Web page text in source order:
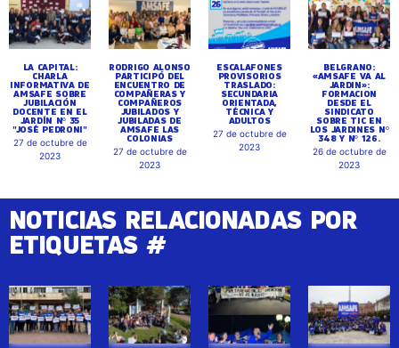
LA CAPITAL:
CHARLA
INFORMATIVA DE
AMSAFE SOBRE
JUBILACIÓN
DOCENTE EN EL
JARDÍN Nº 35
"JOSÉ PEDRONI"
27 de octubre de
2023
RODRIGO ALONSO
PARTICIPÓ DEL
ENCUENTRO DE
COMPAÑERAS Y
COMPAÑEROS
JUBILADOS Y
JUBILADAS DE
AMSAFE LAS
COLONIAS
27 de octubre de
2023
ESCALAFONES
PROVISORIOS
TRASLADO:
SECUNDARIA
ORIENTADA,
TÉCNICA Y
ADULTOS
27 de octubre de
2023
BELGRANO:
«AMSAFE VA AL
JARDIN»:
FORMACION
DESDE EL
SINDICATO
SOBRE TIC EN
LOS JARDINES Nº
348 Y Nº 126.
26 de octubre de
2023
NOTICIAS RELACIONADAS POR
ETIQUETAS #